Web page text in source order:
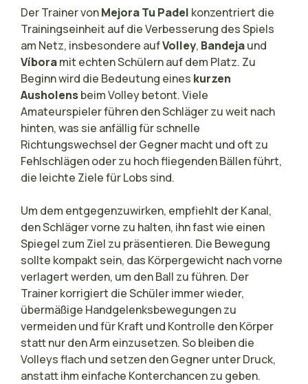
Der Trainer vonMejora Tu Padel konzentriert die
Trainingseinheit auf die Verbesserung des Spiels
am Netz, insbesondere aufVolley, Bandejaund
Víboramit echten Schülern auf dem Platz. Zu
Beginn wird die Bedeutung eines kurzen
Ausholensbeim Volley betont. Viele
Amateurspieler führen den Schläger zu weit nach
hinten, was sie anfällig für schnelle
Richtungswechsel der Gegner macht und oft zu
Fehlschlägen oder zu hoch fliegenden Bällen führt,
die leichte Ziele für Lobs sind.
Um dem entgegenzuwirken, empfiehlt der Kanal,
den Schläger vorne zu halten, ihn fast wie einen
Spiegel zum Ziel zu präsentieren. Die Bewegung
sollte kompakt sein, das Körpergewicht nach vorne
verlagert werden, um den Ball zu führen. Der
Trainer korrigiert die Schüler immer wieder,
übermäßige Handgelenksbewegungen zu
vermeiden und für Kraft und Kontrolle den Körper
statt nur den Arm einzusetzen. So bleiben die
Volleys flach und setzen den Gegner unter Druck,
anstatt ihm einfache Konterchancen zu geben.